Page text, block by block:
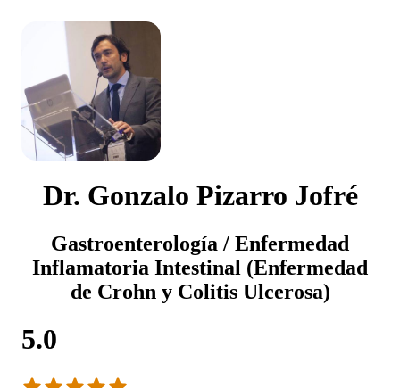
Dr. Gonzalo Pizarro Jofré
Gastroenterología / Enfermedad
Inflamatoria Intestinal (Enfermedad
de Crohn y Colitis Ulcerosa)
5.0